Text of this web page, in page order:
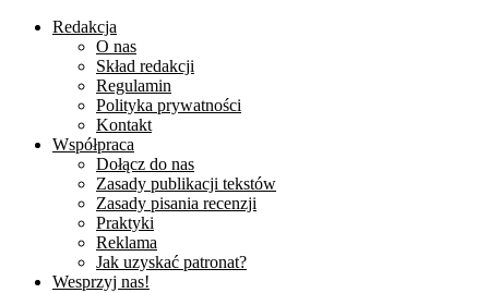
Redakcja
O nas
Skład redakcji
Regulamin
Polityka prywatności
Kontakt
Współpraca
Dołącz do nas
Zasady publikacji tekstów
Zasady pisania recenzji
Praktyki
Reklama
Jak uzyskać patronat?
Wesprzyj nas!